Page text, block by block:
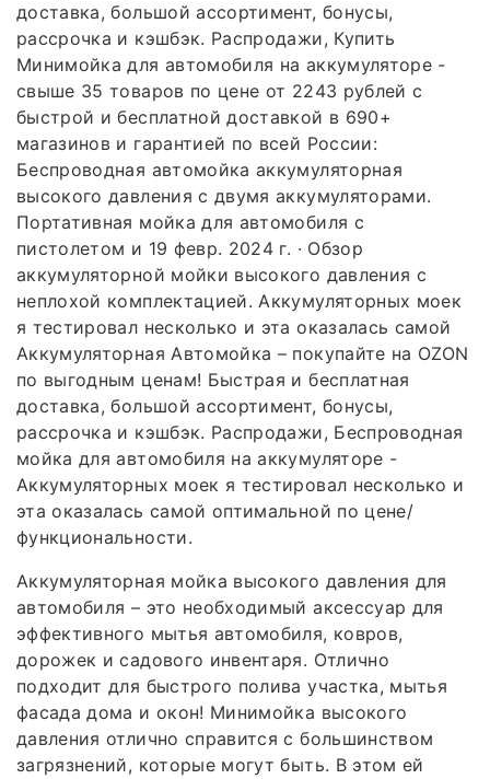
доставка, большой ассортимент, бонусы,
рассрочка и кэшбэк. Распродажи, Купить
Минимойка для автомобиля на аккумуляторе -
свыше 35 товаров по цене от 2243 рублей с
быстрой и бесплатной доставкой в 690+
магазинов и гарантией по всей России:
Беспроводная автомойка аккумуляторная
высокого давления с двумя аккумуляторами.
Портативная мойка для автомобиля с
пистолетом и 19 февр. 2024 г. · Обзор
аккумуляторной мойки высокого давления с
неплохой комплектацией. Аккумуляторных моек
я тестировал несколько и эта оказалась самой
Аккумуляторная Автомойка – покупайте на OZON
по выгодным ценам! Быстрая и бесплатная
доставка, большой ассортимент, бонусы,
рассрочка и кэшбэк. Распродажи, Беспроводная
мойка для автомобиля на аккумуляторе -
Аккумуляторных моек я тестировал несколько и
эта оказалась самой оптимальной по цене/
функциональности.
Аккумуляторная мойка высокого давления для
автомобиля – это необходимый аксессуар для
эффективного мытья автомобиля, ковров,
дорожек и садового инвентаря. Отлично
подходит для быстрого полива участка, мытья
фасада дома и окон! Минимойка высокого
давления отлично справится с большинством
загрязнений, которые могут быть. В этом ей